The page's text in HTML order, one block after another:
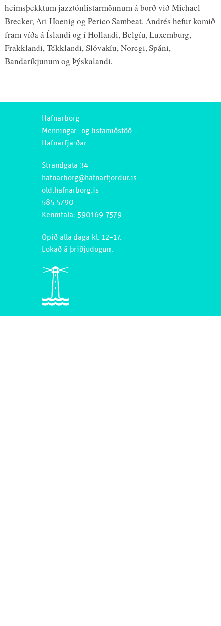
heimsþekktum jazztónlistarmönnum á borð við Michael
Brecker, Ari Hoenig og Perico Sambeat. Andrés hefur komið
fram víða á Íslandi og í Hollandi, Belgíu, Luxemburg,
Frakklandi, Tékklandi, Slóvakíu, Noregi, Spáni,
Bandaríkjunum og Þýskalandi.
Hafnarborg
Menningar- og listamiðstöð
Hafnarfjarðar
Strandgata 34
hafnarborg@hafnarfjordur.is
old.hafnarborg.is
585 5790
Kennitala: 590169-7579
Opið alla daga kl. 12–17.
Lokað á þriðjudögum.